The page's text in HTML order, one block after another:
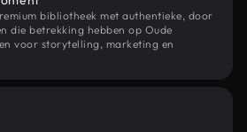
bibliotheek met authentieke, door
die betrekking hebben op Oude
voor storytelling, marketing en